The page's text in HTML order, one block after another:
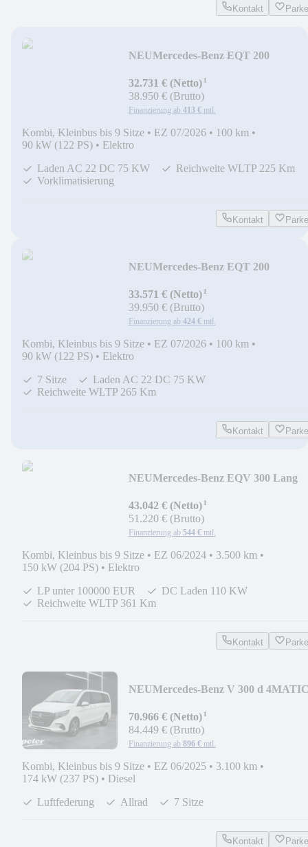
Kontakt
NEUMercedes-Benz EQT 200
LED*AHK*MBUX*KAM*N
32.731 € (Netto)¹
38.950 € (Brutto)
Finanzierung ab 413 € mtl.
Kombi, Kleinbus bis 9 Sitze • EZ 07/2026 • 100 km •
90 kW (122 PS) • Elektro
Laden AC 22 DC 75 KW
Reichweite WLTP 225 Km
Vorklimatisierung
Kontakt
NEUMercedes-Benz EQT 200
LED*MBUX*KAM*NAVI
33.571 € (Netto)¹
39.950 € (Brutto)
Finanzierung ab 424 € mtl.
Kombi, Kleinbus bis 9 Sitze • EZ 07/2026 • 100 km •
90 kW (122 PS) • Elektro
7 Sitze
Laden AC 22 DC 75 KW
Reichweite WLTP 265 Km
Kontakt
NEUMercedes-Benz EQV 300 Lang
43.042 € (Netto)¹
51.220 € (Brutto)
Finanzierung ab 544 € mtl.
Kombi, Kleinbus bis 9 Sitze • EZ 06/2024 • 3.500 km •
150 kW (204 PS) • Elektro
LP unter 100000 EUR
DC Laden 110 KW
Reichweite WLTP 361 Km
Kontakt
NEUMercedes-Benz V 300 d
AIRMATIC*AHK*STHZ
70.966 € (Netto)¹
84.449 € (Brutto)
Finanzierung ab 896 € mtl.
Kombi, Kleinbus bis 9 Sitze • EZ 06/2025 • 3.100 km •
174 kW (237 PS) • Diesel
Luftfederung
Allrad 7 Sitze
Kontakt